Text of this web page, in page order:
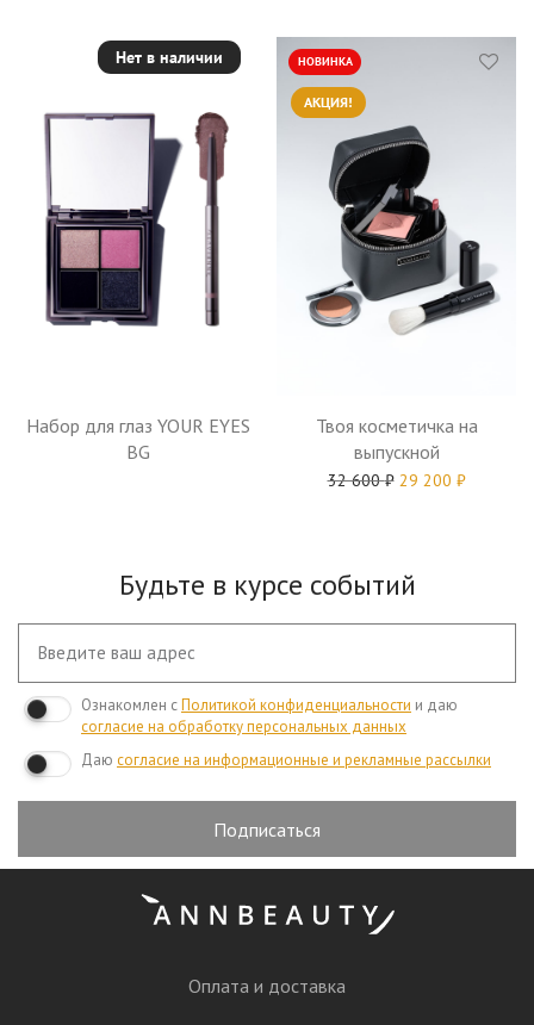
Нет в наличии
Набор для глаз YOUR EYES
BG
АКЦИЯ!
НОВИНКА
Твоя косметичка на
выпускной
32 600₽ 29 200 ₽
Будьте в курсе событий
Ознакомлен сПолитикой конфиденциальности и даю
согласие на обработку персональных данных
Даю согласие на информационные и рекламные рассылки
Подписаться
Оплата и доставка